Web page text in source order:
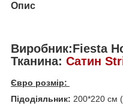
Опис
Виробник:Fiesta
Тканина: Сатин
Євро розмір:
Підодіяльник: 200*220 см